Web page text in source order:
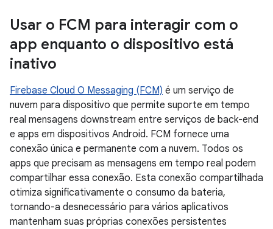
Usar o FCM para interagir com o
app enquanto o dispositivo está
inativo
Firebase Cloud O Messaging (FCM) é um serviço de
nuvem para dispositivo que permite suporte em tempo
real mensagens downstream entre serviços de back-end
e apps em dispositivos Android. FCM fornece uma
conexão única e permanente com a nuvem. Todos os
apps que precisam as mensagens em tempo real podem
compartilhar essa conexão. Esta conexão compartilhada
otimiza significativamente o consumo da bateria,
tornando-a desnecessário para vários aplicativos
mantenham suas próprias conexões persistentes